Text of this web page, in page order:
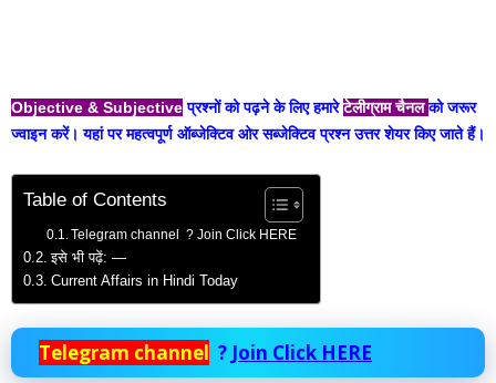
Objective & Subjectiveप्रश्नों को पढ़ने के लिए हमारेटेलीग्राम चैनलको जरूर
ज्वाइन करें। यहां पर महत्वपूर्ण ऑब्जेक्टिव ओर सब्जेक्टिव प्रश्न उत्तर शेयर किए जाते हैं।
Table of Contents
Telegram channel ? Join Click HERE
इसे भी पढ़ें: —
Current Affairs in Hindi Today
Telegram channel ? Join Click HERE